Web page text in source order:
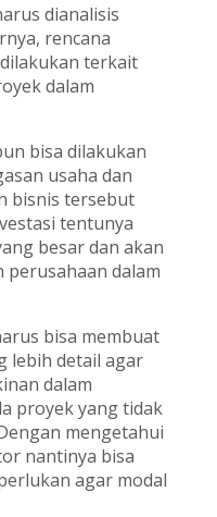
dianalisis
rencana
terkait
dalam
bisa dilakukan
usaha dan
bisnis tersebut
tentunya
besar dan akan
perusahaan dalam
bisa membuat
lebih detail agar
dalam
proyek yang tidak
mengetahui
nantinya bisa
agar modal